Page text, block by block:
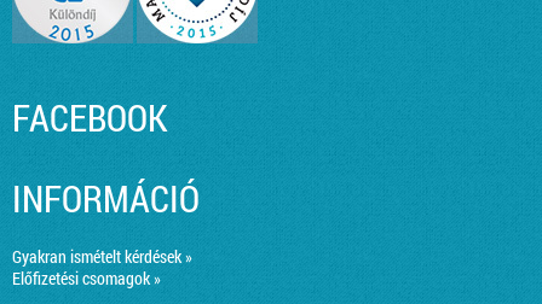
FACEBOOK
INFORMÁCIÓ
Gyakran ismételt kérdések »
Előfizetési csomagok »